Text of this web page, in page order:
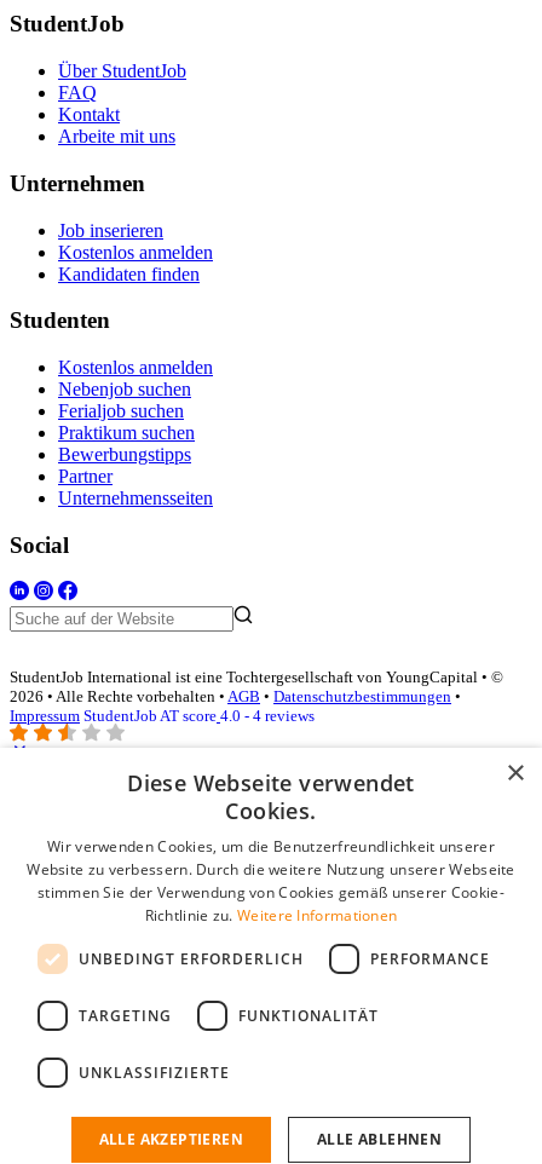
StudentJob
Über StudentJob
FAQ
Kontakt
Arbeite mit uns
Unternehmen
Job inserieren
Kostenlos anmelden
Kandidaten finden
Studenten
Kostenlos anmelden
Nebenjob suchen
Ferialjob suchen
Praktikum suchen
Bewerbungstipps
Partner
Unternehmensseiten
Social
StudentJob International ist eine Tochtergesellschaft von YoungCapital • ©
2026 • Alle Rechte vorbehalten • AGB • Datenschutzbestimmungen •
Impressum StudentJob AT score 4.0 - 4 reviews
Login für Unternehmen
E-Mail*
Passwort
Angemeldet bleiben
Passwort vergessen?
Kostenloses Unternehmensprofil
Wenn Sie sich registriert haben, können Sie ein Unternehmensprofil
passenden Mitarbeiter zu finden.
×
Diese Webseite verwendet
Cookies.
Wir verwenden Cookies, um die Benutzerfreundlichkeit unserer
Website zu verbessern. Durch die weitere Nutzung unserer Webseite
stimmen Sie der Verwendung von Cookies gemäß unserer Cookie-
Richtlinie zu. Weitere Informationen
UNBEDINGT ERFORDERLICH PERFORMANCE
TARGETING FUNKTIONALITÄT
UNKLASSIFIZIERTE
ALLE AKZEPTIEREN ALLE ABLEHNEN